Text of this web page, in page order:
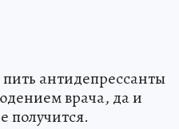
антидепрессанты
врача, да и
получится.